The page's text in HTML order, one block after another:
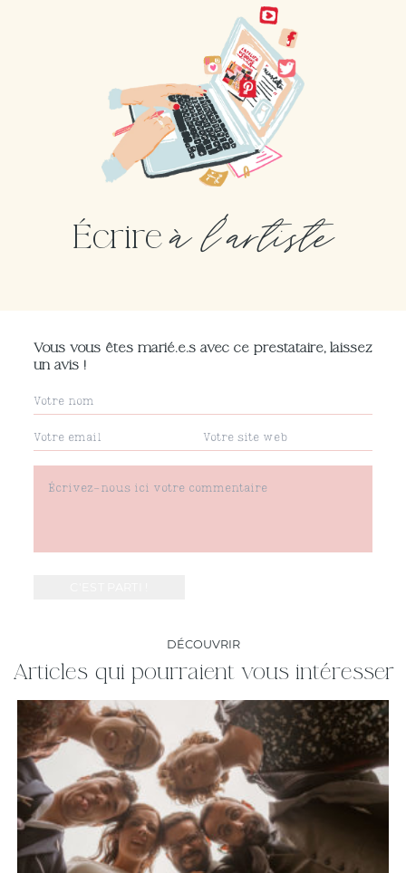
Écrire à l'artiste
Vous vous êtes marié.e.s avec ce prestataire, laissez
un avis !
DÉCOUVRIR
Articles qui pourraient vous intéresser